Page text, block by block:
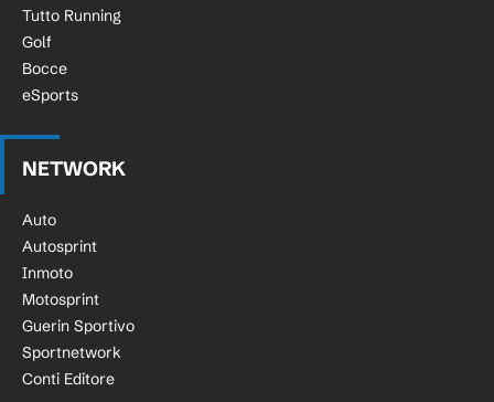
Tutto Running
Golf
Bocce
eSports
NETWORK
Auto
Autosprint
Inmoto
Motosprint
Guerin Sportivo
Sportnetwork
Conti Editore